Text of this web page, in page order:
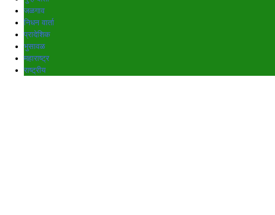
जळगाव
निधन वार्ता
प्रादेशिक
भुसावळ
महाराष्ट्र
राष्ट्रीय